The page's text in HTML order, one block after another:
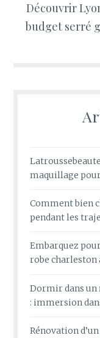
Découvrir
budget serré
maquillage
Comment bien
pendant les
Embarquez
robe charleston
Dormir dans un
: immersion
Rénovation